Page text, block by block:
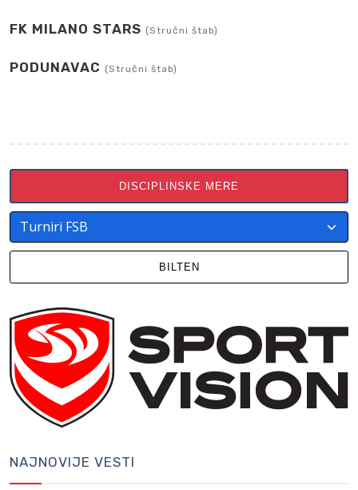
FK MILANO STARS (Stručni štab)
PODUNAVAC (Stručni štab)
DISCIPLINSKE MERE
BILTEN
NAJNOVIJE VESTI